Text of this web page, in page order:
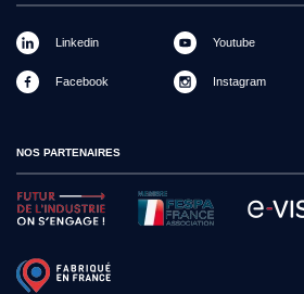
Linkedin
Facebook
Youtube
Instagram
NOS PARTENAIRES